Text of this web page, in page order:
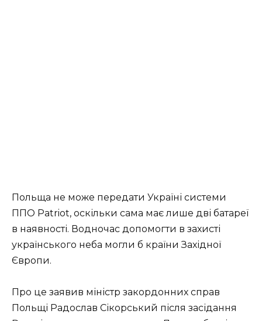
Польща не може передати Україні системи
ППО Patriot, оскільки сама має лише дві батареї
в наявності. Водночас допомогти в захисті
українського неба могли б країни Західної
Європи.
Про це заявив міністр закордонних справ
Польщі Радослав Сікорський після засідання